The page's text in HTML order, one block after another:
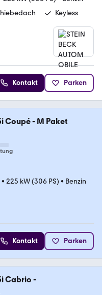
Keyless
Kontakt Parken
Coupé - M Paket
• 225 kW (306 PS) • Benzin
Kontakt Parken
Cabrio -